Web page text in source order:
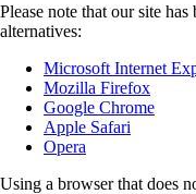
Please note that our site
alternatives:
Microsoft Internet
Mozilla Firefox
Google Chrome
Apple Safari
Opera
Using a browser that does